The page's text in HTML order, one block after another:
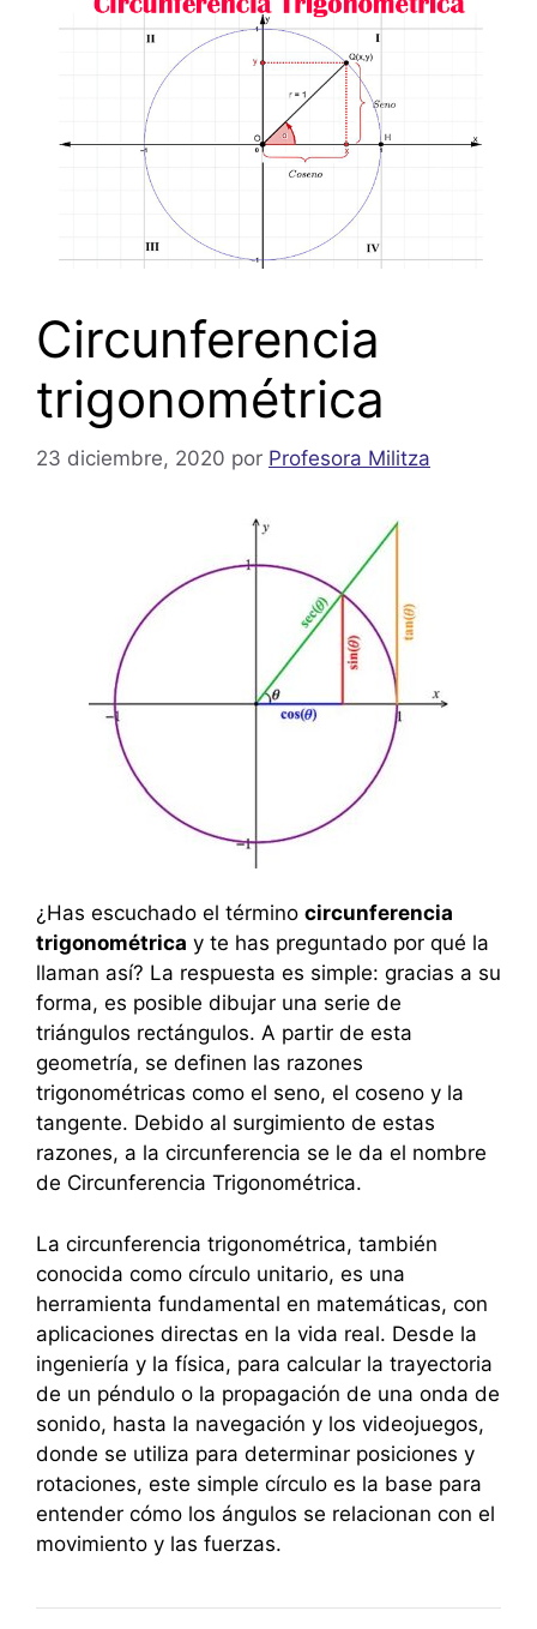
Circunferencia
trigonométrica
23 diciembre, 2020 por Profesora Militza
¿Has escuchado el término circunferencia
trigonométrica y te has preguntado por qué la
llaman así? La respuesta es simple: gracias a su
forma, es posible dibujar una serie de
triángulos rectángulos. A partir de esta
geometría, se definen las razones
trigonométricas como el seno, el coseno y la
tangente. Debido al surgimiento de estas
razones, a la circunferencia se le da el nombre
de Circunferencia Trigonométrica.
La circunferencia trigonométrica, también
conocida como círculo unitario, es una
herramienta fundamental en matemáticas, con
aplicaciones directas en la vida real. Desde la
ingeniería y la física, para calcular la trayectoria
de un péndulo o la propagación de una onda de
sonido, hasta la navegación y los videojuegos,
donde se utiliza para determinar posiciones y
rotaciones, este simple círculo es la base para
entender cómo los ángulos se relacionan con el
movimiento y las fuerzas.